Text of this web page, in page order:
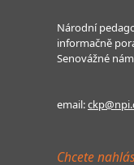
Národní
informačně
Senovážné
email:
Chcete